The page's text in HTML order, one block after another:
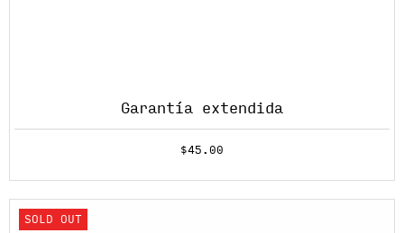
Garantía extendida
$45.00
SOLD OUT